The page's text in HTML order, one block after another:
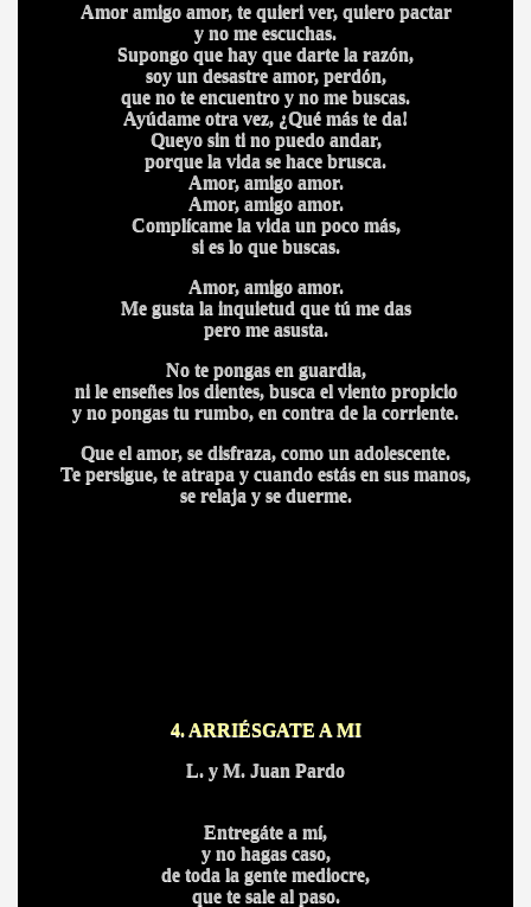
Amor amigo amor, te quieri ver, quiero pactar
y no me escuchas.
Supongo que hay que darte la razón,
soy un desastre amor, perdón,
que no te encuentro y no me buscas.
Ayúdame otra vez, ¿Qué más te da!
Queyo sin ti no puedo andar,
porque la vida se hace brusca.
Amor, amigo amor.
Amor, amigo amor.
Complícame la vida un poco más,
si es lo que buscas.
Amor, amigo amor.
Me gusta la inquietud que tú me das
pero me asusta.
No te pongas en guardia,
ni le enseñes los dientes, busca el viento propicio
y no pongas tu rumbo, en contra de la corriente.
Que el amor, se disfraza, como un adolescente.
Te persigue, te atrapa y cuando estás en sus manos,
se relaja y se duerme.
4. ARRIÉSGATE A MI
L. y M. Juan Pardo
Entregáte a mí,
y no hagas caso,
de toda la gente mediocre,
que te sale al paso.